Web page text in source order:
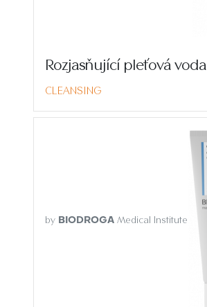
Rozjasňující pleťová voda
CLEANSING
by BIODROGA Medical Institute